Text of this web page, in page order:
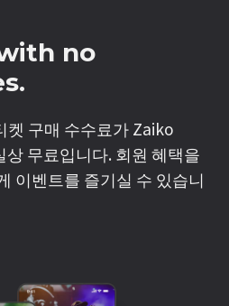
no
켓 구매 수수료가 Zaiko
무료입니다. 회원 혜택을
이벤트를 즐기실 수 있습니